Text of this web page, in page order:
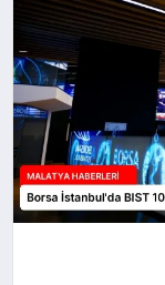
SAĞLIK
SIYASET
SPOR